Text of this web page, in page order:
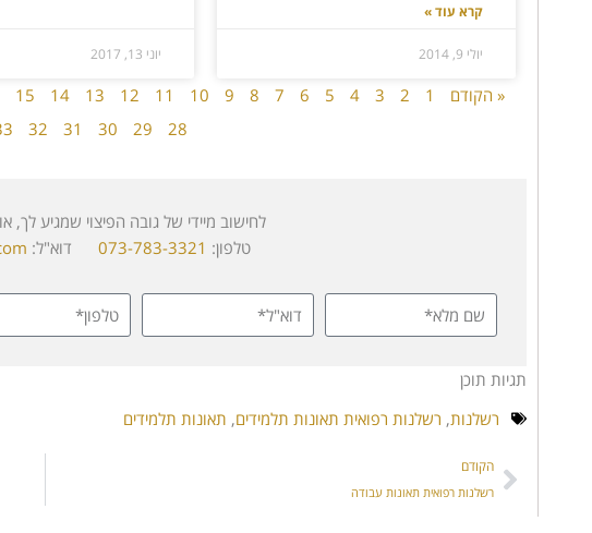
קרא עוד »
יולי 9, 2014 יוני 13, 2017
« הקודם 1
2
3
4
5
6
7
8
9
10
11
12
13
14
15
28
29
30
31
32
לחישוב מיידי של גובה הפיצוי שמגיע לך,
טלפון: 073-783-3321 דוא"ל:
תגיות תוכן
רשלנות, רשלנות רפואית תאונות תלמידים, תאונות תלמידים
הקודם
רשלנות רפואית תאונות עבודה